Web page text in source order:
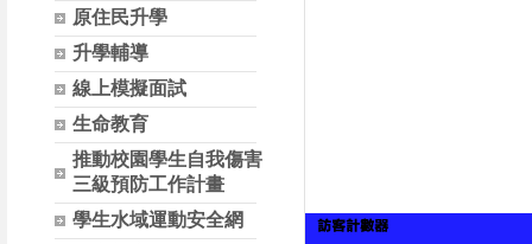
原住民升學
升學輔導
線上模擬面試
生命教育
推動校園學生自我傷害
三級預防工作計畫
學生水域運動安全網